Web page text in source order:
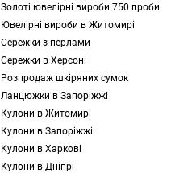
Золоті ювелірні вироби 750 проби
Ювелірні вироби в Житомирі
Сережки з перлами
Сережки в Херсоні
Розпродаж шкіряних сумок
Ланцюжки в Запоріжжі
Кулони в Житомирі
Кулони в Запоріжжі
Кулони в Харкові
Кулони в Дніпрі